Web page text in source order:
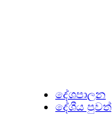
දේශපාලන
දේශීය පුවත්